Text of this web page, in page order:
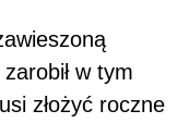
w tym
złożyć roczne